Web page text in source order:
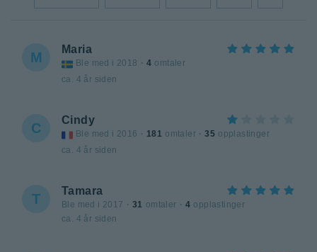
M
Maria
Ble med i 2018 · 4 omtaler
ca. 4 år siden
C
Cindy
Ble med i 2016 · 181 omtaler · 35 opplastinger
ca. 4 år siden
T
Tamara
Ble med i 2017 · 31 omtaler · 4 opplastinger
ca. 4 år siden